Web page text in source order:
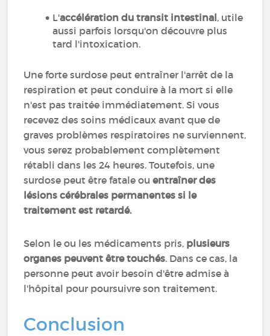
L'accélération du transit intestinal, utile
aussi parfois lorsqu'on découvre plus
tard l'intoxication.
Une forte surdose peut entraîner l'arrêt de la
respiration et peut conduire à la mort si elle
n'est pas traitée immédiatement. Si vous
recevez des soins médicaux avant que de
graves problèmes respiratoires ne surviennent,
vous serez probablement complètement
rétabli dans les 24 heures. Toutefois, une
surdose peut être fatale ouentraîner des
lésions cérébrales permanentes si le
traitement est retardé.
Selon le ou les médicaments pris, plusieurs
organes peuvent être touchés. Dans ce cas, la
personne peut avoir besoin d'être admise à
l'hôpital pour poursuivre son traitement.
Conclusion